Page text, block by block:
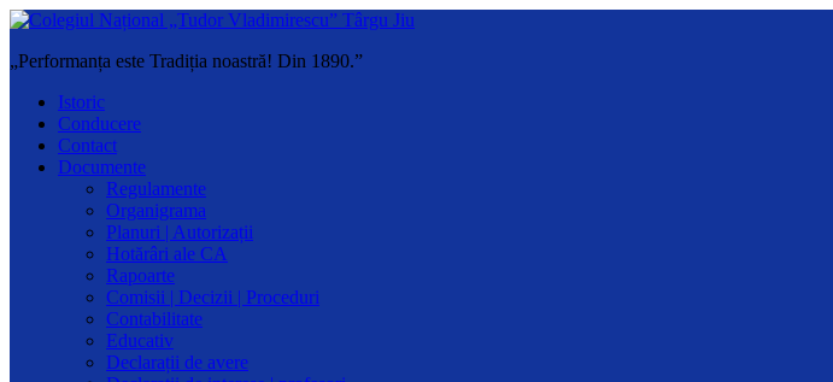
„Performanța este Tradiția noastră! Din 1890.”
Istoric
Conducere
Contact
Documente
Regulamente
Organigrama
Planuri | Autorizații
Hotărâri ale CA
Rapoarte
Comisii | Decizii | Proceduri
Contabilitate
Educativ
Declarații de avere